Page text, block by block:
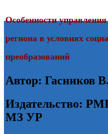
Особенности
региона в условиях
преобразований
Автор: Гасников
Издательство:
МЗ УР